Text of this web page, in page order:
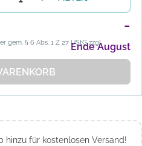
-
gem. § 6 Abs. 1 Z 27 UStG zzgl.Ende August
hinzu für kostenlosen Versand!